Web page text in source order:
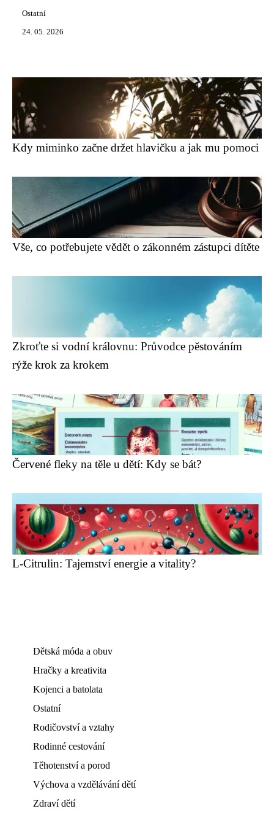
Ostatní
24. 05. 2026
Kdy miminko začne držet hlavičku a jak mu pomoci
Vše, co potřebujete vědět o zákonném zástupci dítěte
Zkroťte si vodní královnu: Průvodce pěstováním
rýže krok za krokem
Červené fleky na těle u dětí: Kdy se bát?
L-Citrulin: Tajemství energie a vitality?
Dětská móda a obuv
Hračky a kreativita
Kojenci a batolata
Ostatní
Rodičovství a vztahy
Rodinné cestování
Těhotenství a porod
Výchova a vzdělávání dětí
Zdraví dětí